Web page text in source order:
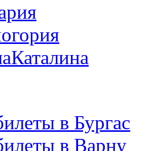
в Бургас
в Варну